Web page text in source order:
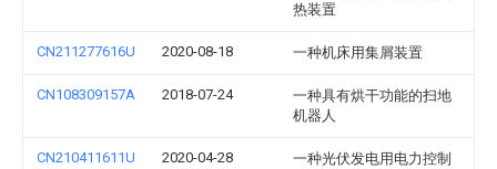
热装置
CN211277616U 2020-08-18 一种机床用集屑装置
CN108309157A 2018-07-24
一种具有烘干功能的扫地
机器人
CN210411611U 2020-04-28
一种光伏发电用电力控制